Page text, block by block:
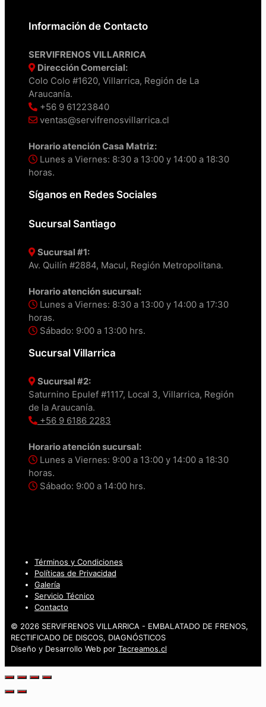
Información de Contacto
SERVIFRENOS VILLARRICA
Dirección Comercial:
Colo Colo #1620, Villarrica, Región de La
Araucanía.
+56 9 61223840
ventas@servifrenosvillarrica.cl
Horario atención Casa Matriz:
Lunes a Viernes: 8:30 a 13:00 y 14:00 a 18:30
horas.
Síganos en Redes Sociales
Sucursal Santiago
Sucursal #1:
Av. Quilín #2884, Macul, Región Metropolitana.
Horario atención sucursal:
Lunes a Viernes: 8:30 a 13:00 y 14:00 a 17:30
horas.
Sábado: 9:00 a 13:00 hrs.
Sucursal Villarrica
Sucursal #2:
Saturnino Epulef #1117, Local 3, Villarrica, Región
de la Araucanía.
+56 9 6186 2283
Horario atención sucursal:
Lunes a Viernes: 9:00 a 13:00 y 14:00 a 18:30
horas.
Sábado: 9:00 a 14:00 hrs.
Términos y Condiciones
Políticas de Privacidad
Galería
Servicio Técnico
Contacto
© 2026 SERVIFRENOS VILLARRICA - EMBALATADO DE FRENOS,
RECTIFICADO DE DISCOS, DIAGNÓSTICOS
Diseño y Desarrollo Web por Tecreamos.cl